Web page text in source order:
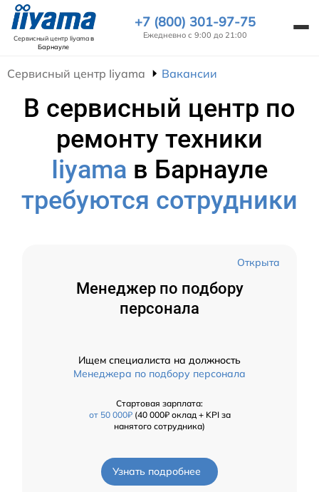
Сервисный центр Iiyamaв
Барнауле
+7 (800) 301-97-75
Ежедневно с 9:00 до 21:00
Сервисный центр Iiyama Вакансии
В сервисный центр по
ремонту техники
Iiyama в Барнауле
требуются сотрудники
Открыта
Менеджер по подбору
персонала
Ищем специалиста на должность
Менеджера по подбору персонала
Стартовая зарплата:
от 50 000₽(40 000₽ оклад + KPI за
нанятого сотрудника)
Узнать подробнее